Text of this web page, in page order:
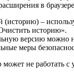
в браузере
–
историю».
версию можно
меры
может не работать